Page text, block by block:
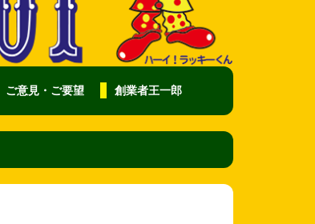
ご意見・ご要望 創業者王一郎